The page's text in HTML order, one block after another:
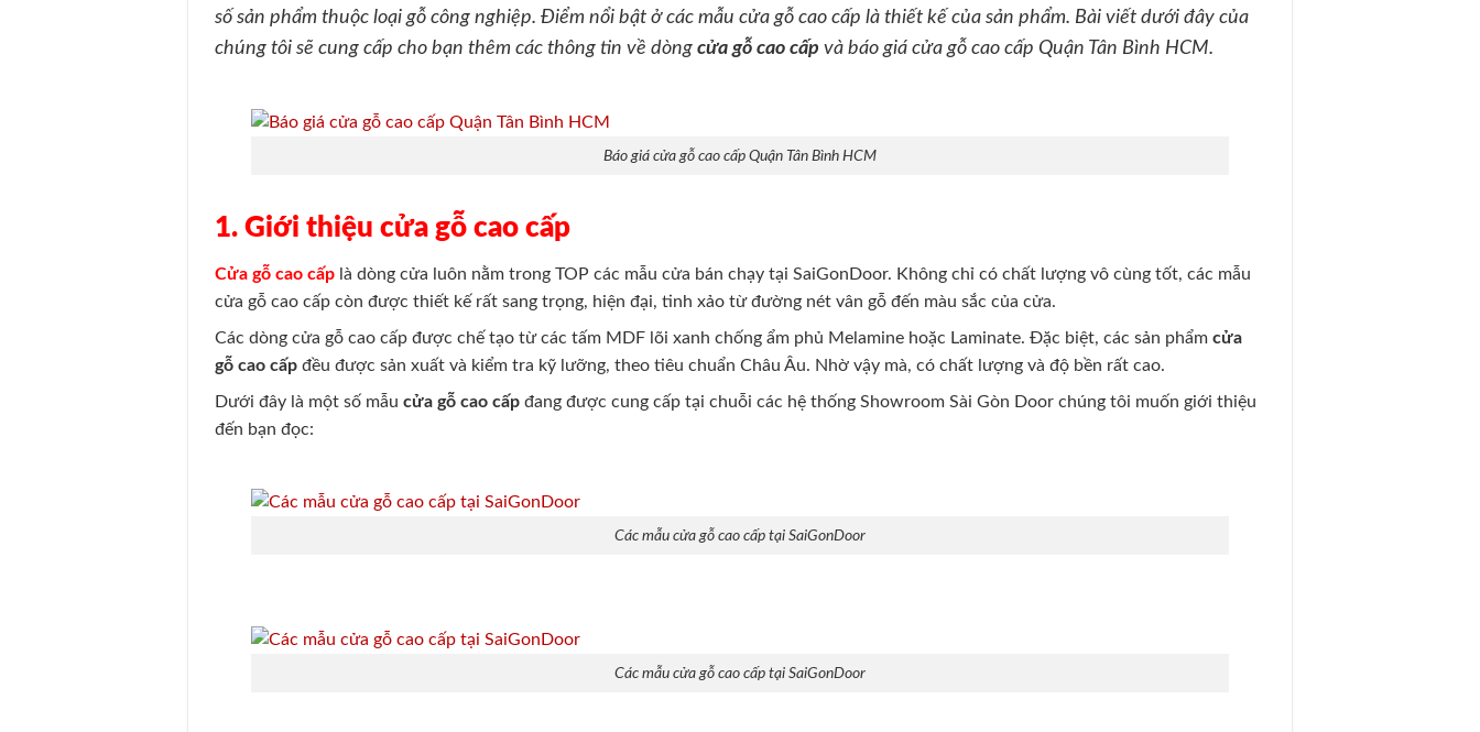
số sản phẩm thuộc loại gỗ công nghiệp. Điểm nổi bật ở các mẫu cửa gỗ cao cấp là thiết kế của sản phẩm. Bài viết dưới đây của
chúng tôi sẽ cung cấp cho bạn thêm các thông tin về dòngcửa gỗ cao cấp và báo giá cửa gỗ cao cấp Quận Tân Bình HCM.
Báo giá cửa gỗ cao cấp Quận Tân Bình HCM
1. Giới thiệu cửa gỗ cao cấp
Cửa gỗ cao cấp là dòng cửa luôn nằm trong TOP các mẫu cửa bán chạy tại SaiGonDoor. Không chỉ có chất lượng vô cùng tốt, các mẫu
cửa gỗ cao cấp còn được thiết kế rất sang trọng, hiện đại, tinh xảo từ đường nét vân gỗ đến màu sắc của cửa.
Các dòng cửa gỗ cao cấp được chế tạo từ các tấm MDF lõi xanh chống ẩm phủ Melamine hoặc Laminate. Đặc biệt, các sản phẩmcửa
gỗ cao cấp đều được sản xuất và kiểm tra kỹ lưỡng, theo tiêu chuẩn Châu Âu. Nhờ vậy mà, có chất lượng và độ bền rất cao.
Dưới đây là một số mẫucửa gỗ cao cấp đang được cung cấp tạichuỗi các hệ thống Showroom Sài Gòn Door chúng tôi muốn giới thiệu
đến bạn đọc:
Các mẫu cửa gỗ cao cấp tại SaiGonDoor
Các mẫu cửa gỗ cao cấp tại SaiGonDoor